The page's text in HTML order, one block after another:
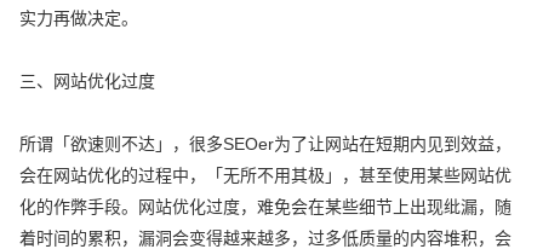
实力再做决定。
三、网站优化过度
所谓「欲速则不达」，很多SEOer为了让网站在短期内见到效益，
会在网站优化的过程中，「无所不用其极」，甚至使用某些网站优
化的作弊手段。网站优化过度，难免会在某些细节上出现纰漏，随
着时间的累积，漏洞会变得越来越多，过多低质量的内容堆积，会